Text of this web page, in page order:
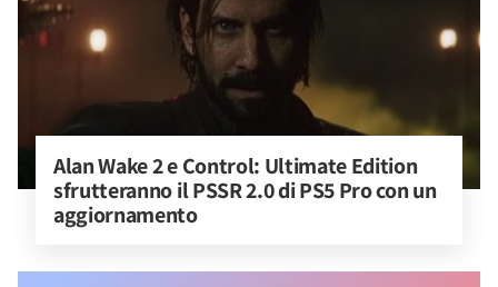
Alan Wake 2 e Control: Ultimate Edition
sfrutteranno il PSSR 2.0 di PS5 Pro con un
aggiornamento